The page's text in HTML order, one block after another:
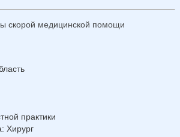
скорой медицинской помощи
практики
: Хирург